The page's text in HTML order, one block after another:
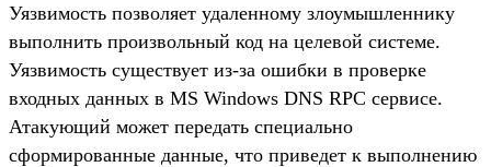
Уязвимость позволяет удаленному злоумышленнику
выполнить произвольный код на целевой системе.
Уязвимость существует из-за ошибки в проверке
входных данных в MS Windows DNS RPC сервисе.
Атакующий может передать специально
сформированные данные, что приведет к выполнению